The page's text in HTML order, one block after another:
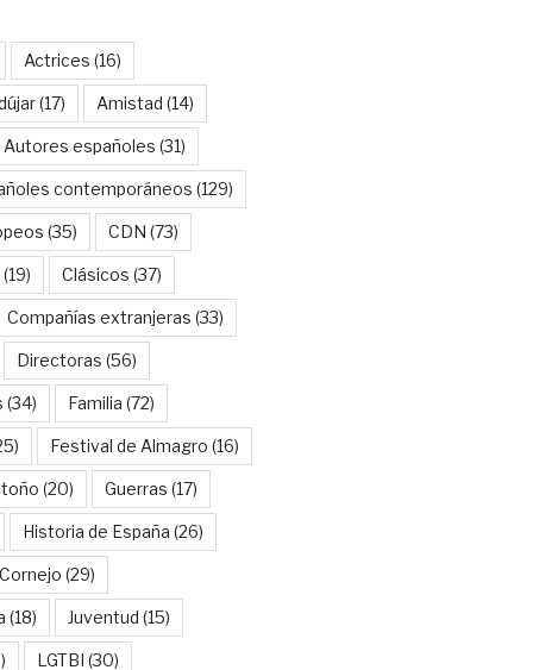
Actrices (16)
(17) Amistad (14)
Autores españoles (31)
contemporáneos (129)
(35) CDN (73)
(19) Clásicos (37)
Compañías extranjeras (33)
Directoras (56)
(34) Familia (72)
Festival de Almagro (16)
(20) Guerras (17)
Historia de España (26)
(29)
(18) Juventud (15)
LGTBI (30)